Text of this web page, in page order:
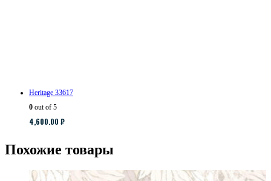
Heritage 33617
0 out of 5
4,600.00 ₽
Похожие товары